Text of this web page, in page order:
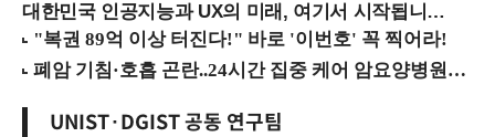
대한민국 인공지능과 UX의 미래, 여기서 시작됩니다! (9/2 강남역)
UNIST·DGIST 공동 연구팀